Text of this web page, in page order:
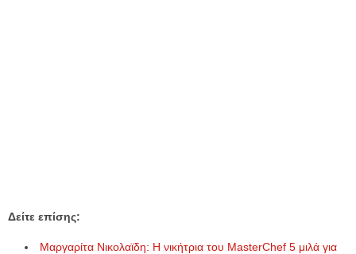
Δείτε επίσης:
Μαργαρίτα Νικολαϊδη: Η νικήτρια του MasterChef 5 μιλά για